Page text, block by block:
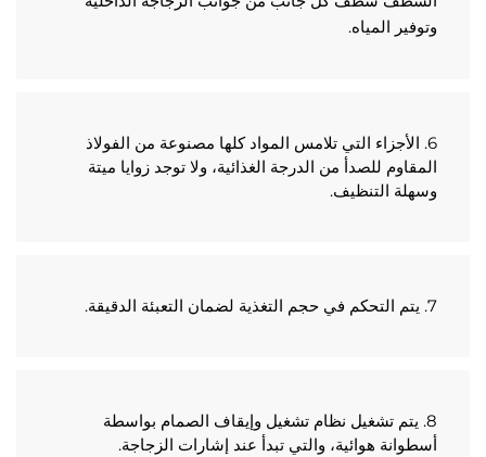
المياه.
6. الأجزاء التي تلامس المواد كلها مصنوعة من الفولاذ
المقاوم للصدأ من الدرجة الغذائية، ولا توجد زوايا ميتة
التنظيف.
8. يتم تشغيل نظام تشغيل وإيقاف الصمام بواسطة
هوائية، والتي تبدأ عند إشارات الزجاجة.